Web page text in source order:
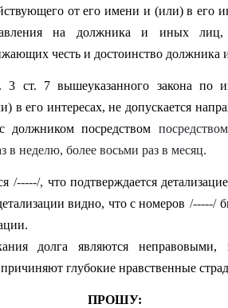
от его имени и (или) в его
давления на должника и иных
честь и достоинство должника
ст. 7 вышеуказанного закона по
в его интересах, не допускается
должником посредством
в неделю, более восьми раз в месяц.
/-----/, что подтверждается
видно, что с номеров /-----/
.
долга являются
глубокие нравственные
ПРОШУ: